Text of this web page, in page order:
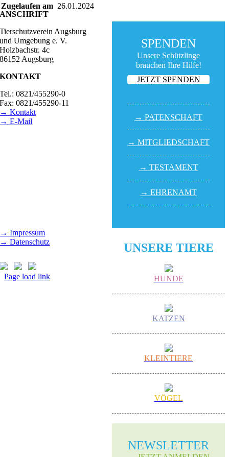
Zugelaufen am 26.01.2024
SPENDEN
Unsere Schützlinge
brauchen Ihre Hilfe!
JETZT SPENDEN
→ PATEN­SCHAFT
→ MITGLIED­SCHAFT
→ TESTA­MENT
→ EHREN­AMT
UNSERE TIERE
HUNDE
KATZEN
KLEINTIERE
VÖGEL
NEWS­LETTER
ANSCHRIFT
Tierschutzverein Augsburg
und Umgebung e. V.
Holzbachstr. 4c
86152 Augsburg
KONTAKT
Tel.: 0821/455290-0
Fax: 0821/455290-11
→ Kontakt
→ E-Mail
→ Impressum
→ Datenschutz
Page load link